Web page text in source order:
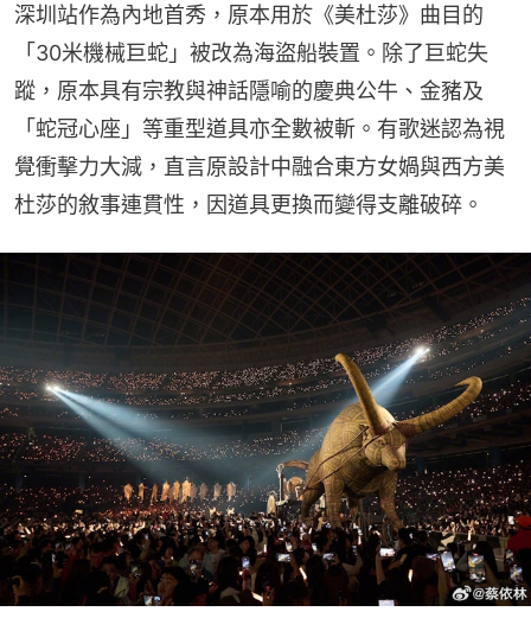
深圳站作為內地首秀，原本用於《美杜莎》曲目的
「30米機械巨蛇」被改為海盜船裝置。除了巨蛇失
蹤，原本具有宗教與神話隱喻的慶典公牛、金豬及
「蛇冠心座」等重型道具亦全數被斬。有歌迷認為視
覺衝擊力大減，直言原設計中融合東方女媧與西方美
杜莎的敘事連貫性，因道具更換而變得支離破碎。